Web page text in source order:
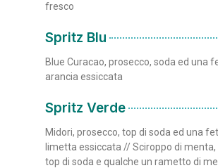
fresco
Spritz Blu
Blue Curacao, prosecco, soda ed una
arancia essiccata
Spritz Verde
Midori, prosecco, top di soda ed una
limetta essiccata // Sciroppo di menta,
top di soda e qualche un rametto di